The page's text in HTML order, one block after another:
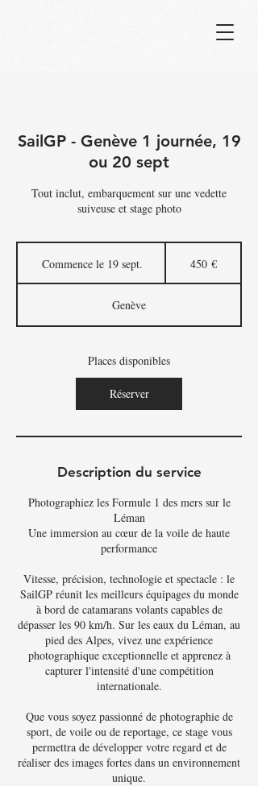
SailGP - Genève 1 journée, 19
ou 20 sept
Tout inclut, embarquement sur une vedette
suiveuse et stage photo
Commence le 19 sept.
o
m
e
c
e
9
e
p
.
450 €
Genève
Places disponibles
Réserver
Description du service
Photographiez les Formule 1 des mers sur le
Léman
Une immersion au cœur de la voile de haute
performance
Vitesse, précision, technologie et spectacle : le
SailGP réunit les meilleurs équipages du monde
à bord de catamarans volants capables de
dépasser les 90 km/h. Sur les eaux du Léman, au
pied des Alpes, vivez une expérience
photographique exceptionnelle et apprenez à
capturer l'intensité d'une compétition
internationale.
Que vous soyez passionné de photographie de
sport, de voile ou de reportage, ce stage vous
permettra de développer votre regard et de
réaliser des images fortes dans un environnement
unique.